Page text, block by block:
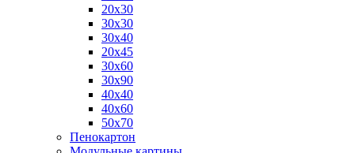
20х30
30х30
30х40
20х45
30х60
30х90
40х40
40х60
50х70
Пенокартон